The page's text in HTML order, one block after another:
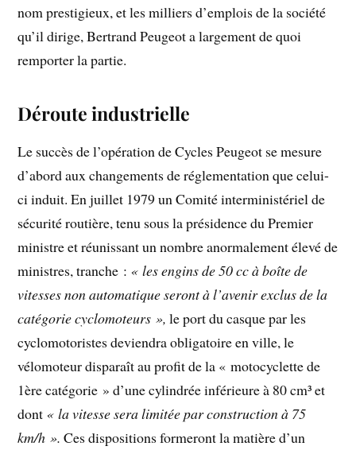
nom prestigieux, et les milliers d’emplois de la société
qu’il dirige, Bertrand Peugeot a largement de quoi
remporter la partie.
Déroute industrielle
Le succès de l’opération de Cycles Peugeot se mesure
d’abord aux changements de réglementation que celui-
ci induit. En juillet 1979 un Comité interministériel de
sécurité routière, tenu sous la présidence du Premier
ministre et réunissant un nombre anormalement élevé de
ministres, tranche : « les engins de 50 cc à boîte de
vitesses non automatique seront à l’avenir exclus de la
catégorie cyclomoteurs », le port du casque par les
cyclomotoristes deviendra obligatoire en ville, le
vélomoteur disparaît au profit de la « motocyclette de
1ère catégorie » d’une cylindrée inférieure à 80 cm³ et
dont « la vitesse sera limitée par construction à 75
km/h ». Ces dispositions formeront la matière d’un